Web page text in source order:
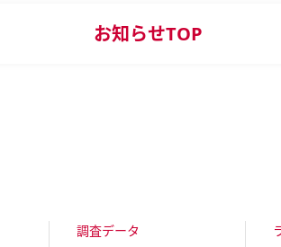
お知らせTOP
調査データ